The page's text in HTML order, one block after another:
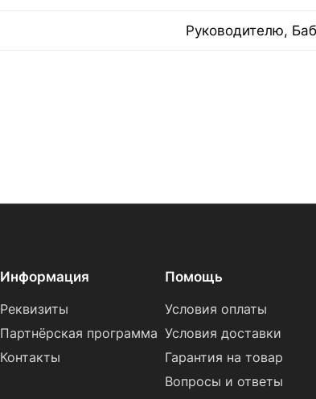
Руководителю,
Информация
Реквизиты
Партнёрская программа
Контакты
Помощь
Условия оплаты
Условия доставки
Гарантия на товар
Вопросы и ответы